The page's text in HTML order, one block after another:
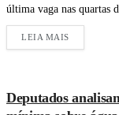
última vaga nas quartas
LEIA MAIS
Deputados